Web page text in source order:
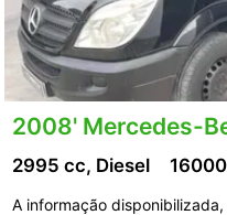
2995 cc, Diesel
A informação